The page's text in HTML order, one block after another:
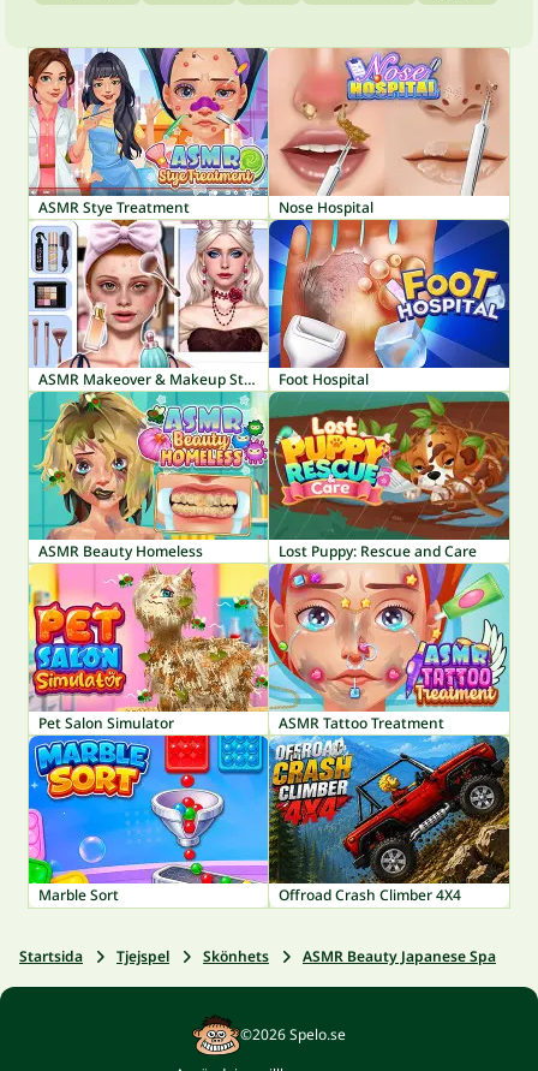
ASMR Stye Treatment Nose Hospital
ASMR Makeover & Makeup Studio Foot Hospital
ASMR Beauty Homeless Lost Puppy: Rescue and Care
Pet Salon Simulator ASMR Tattoo Treatment
Marble Sort Offroad Crash Climber 4X4
Startsida Tjejspel Skönhets ASMR Beauty Japanese Spa
©2026 Spelo.se